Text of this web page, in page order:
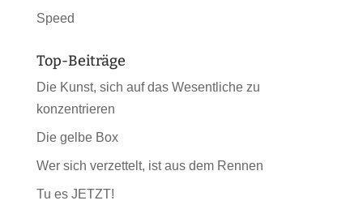
Speed
Top-Beiträge
Die Kunst, sich auf das Wesentliche zu
konzentrieren
Die gelbe Box
Wer sich verzettelt, ist aus dem Rennen
Tu es JETZT!